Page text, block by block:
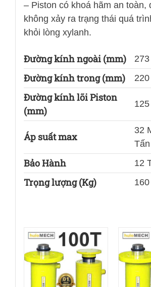
– Piston có khoá hãm an toàn,
không xảy ra trạng thái quá
khỏi lòng xylanh.
Đường kính ngoài (mm) 273
Đường kính trong (mm) 220
Đường kính lõi Piston
(mm)
125
Áp suất max
32
Tấn
Bảo Hành 12
Trọng lượng (Kg)